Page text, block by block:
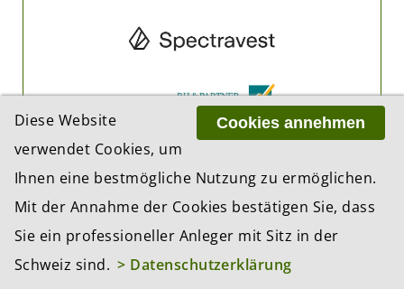
Cookies annehmen
Diese Website
verwendet Cookies, um
Ihnen eine bestmögliche Nutzung zu ermöglichen.
Mit der Annahme der Cookies bestätigen Sie, dass
Sie ein professioneller Anleger mit Sitz in der
Schweiz sind. > Datenschutzerklärung